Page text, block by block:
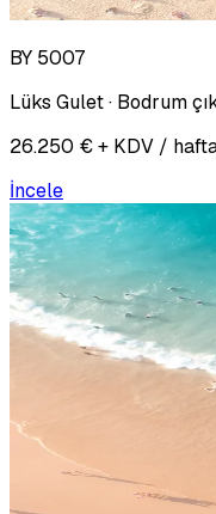
BY 5007
Lüks Gulet · Bodrum
26.250 € + KDV /
İncele